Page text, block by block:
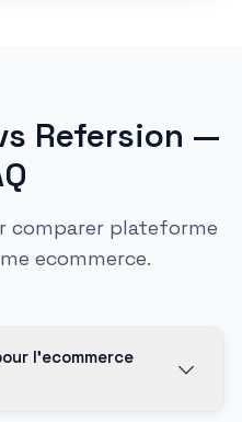
Refersion —
comparer plateforme
ecommerce.
l'ecommerce